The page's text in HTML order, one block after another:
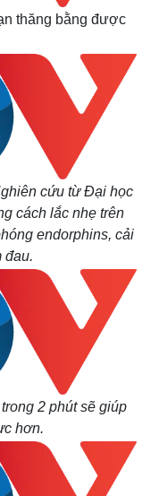
thăng bằng được
cứu từ Đại học
cách lắc nhẹ trên
endorphins, cải
đau.
2 phút sẽ giúp
hơn.